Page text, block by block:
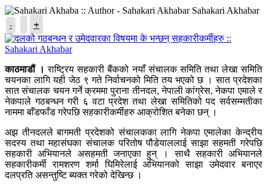
Sahakari Akhabar
- +
काठमाडौं । राष्ट्रिय सहकारी बैंकको नयाँ संचालक समिति तथा लेखा समिति
चयनका लागि यही जेठ ९ गते निर्वाचनको मिति तय भएको छ । सात प्रदेशका
सात संचालक चयन गर्ने क्रममा पुराना तीनदल, नेपाली कांग्रेस, नेकपा एमाले र
नेकपाले गठबन्धन गरी ६ वटा प्रदेश तथा लेखा समितिको पद सर्वसम्मतीका
नाममा बाँडफाँड गरेपछि सहकारीकर्मीहरु आक्रोशित बनेका छन् ।
अझ तीनदलले बागमती प्रदेशको संचालकका लागि नेकपा एमालेका केन्द्रीय
सदस्य तथा महासंघका संचालक परितोष पौडेयाललाई साझा सहमती गरेपछि
सहकारी अभियानले असहमती जनाएका हुन् । साथै सहकारी अभियानले
सहकारीकर्मी रामशरण शर्मा घिमिरेलाई अभियानको साझा उमेदवार बनाएर
दलप्रति असन्तुष्टि ब्यक्त गरेको देखिन्छ ।